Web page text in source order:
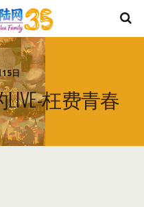
日
枉费青春